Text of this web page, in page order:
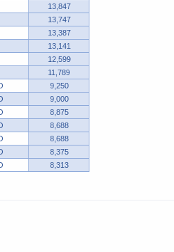
13,847
13,747
13,387
13,141
12,599
11,789
9,250
9,000
8,875
8,688
8,688
8,375
8,313